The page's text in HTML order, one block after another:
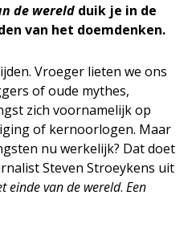
de wereld duik je in de
van het doemdenken.
Vroeger lieten we ons
of oude mythes,
zich voornamelijk op
of kernoorlogen. Maar
nu werkelijk? Dat doet
Steven Stroeykens uit
einde van de wereld. Een